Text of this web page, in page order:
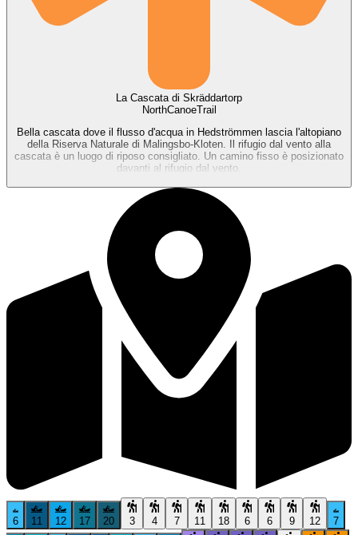
La Cascata di Skräddartorp
NorthCanoeTrail
Bella cascata dove il flusso d'acqua in Hedströmmen lascia l'altopiano
della Riserva Naturale di Malingsbo-Kloten. Il rifugio dal vento alla
cascata è un luogo di riposo consigliato. Un camino fisso è posizionato
davanti al rifugio dal vento.
6 11 12 17 20 3 4 7 11 18 6 6 9 12 7